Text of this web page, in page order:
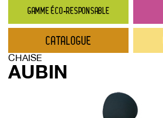
GAMME ÉCO-RESPONSABLE
Contact
Catalogue
→ Nouveautés
→ Gamme éco-responsable
CATALOGUE
CHAISE
AUBIN